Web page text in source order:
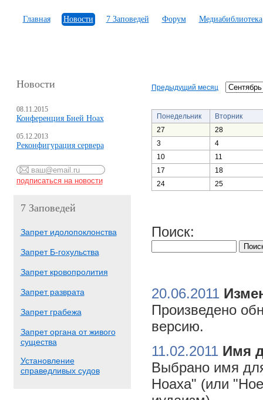
Главная Новости 7 Заповедей Форум Медиабиблиотека
Новости
08.11.2015
Конференция Бней Ноах
05.12.2013
Реконфигурация сервера
7 Заповедей
Запрет идолопоклонства
Запрет Б-гохульства
Запрет кровопролития
Запрет разврата
Запрет грабежа
Запрет органа от живого
существа
Установление
справедливых судов
Предыдущий месяц
Понедельник
Вторник
27
28
3
4
10
11
17
18
24
25
Поиск:
20.06.2011
Произведено
версию.
11.02.2011 Имя
Выбрано имя
Ноаха" (или